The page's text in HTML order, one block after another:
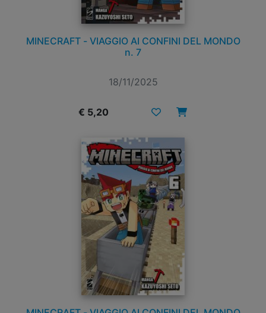
MINECRAFT - VIAGGIO AI CONFINI DEL MONDO
n. 7
18/11/2025
€ 5,20